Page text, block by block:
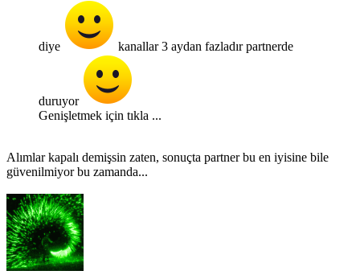
diye kanallar 3 aydan fazladır partnerde
duruyor
Genişletmek için tıkla ...
Alımlar kapalı demişsin zaten, sonuçta partner bu en iyisine bile
güvenilmiyor bu zamanda...